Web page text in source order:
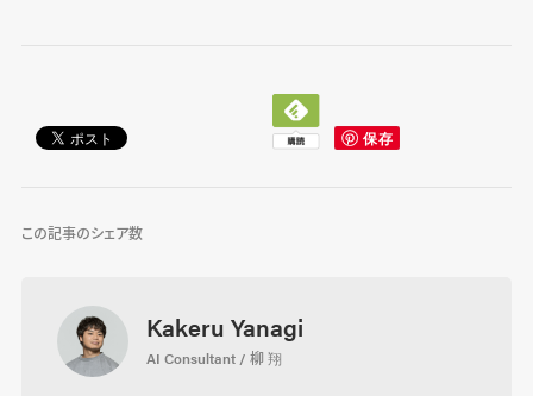
この記事のシェア数
Kakeru Yanagi
AI Consultant / 柳 翔